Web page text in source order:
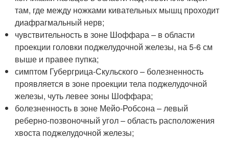
там, где между ножками кивательных мышц проходит
диафрагмальный нерв;
чувствительность в зоне Шоффара – в области
проекции головки поджелудочной железы, на 5-6 см
выше и правее пупка;
симптом Губергрица-Скульского – болезненность
проявляется в зоне проекции тела поджелудочной
железы, чуть левее зоны Шоффара;
болезненность в зоне Мейо-Робсона – левый
реберно-позвоночный угол – область расположения
хвоста поджелудочной железы;